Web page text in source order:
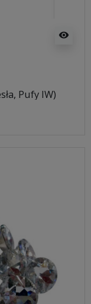
visibility
Pufy IW)